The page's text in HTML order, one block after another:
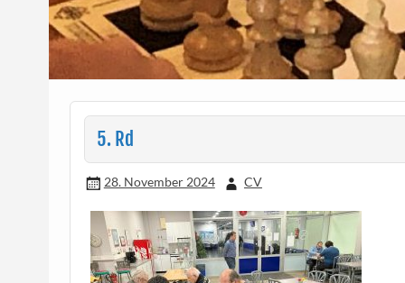
5. Rd
28. November 2024 CV